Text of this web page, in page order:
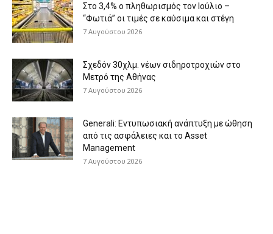
Στο 3,4% ο πληθωρισμός τον Ιούλιο –
“Φωτιά” οι τιμές σε καύσιμα και στέγη
7 Αυγούστου 2026
Σχεδόν 30χλμ. νέων σιδηροτροχιών στο
Μετρό της Αθήνας
7 Αυγούστου 2026
Generali: Eντυπωσιακή ανάπτυξη με ώθηση
από τις ασφάλειες και το Asset
Management
7 Αυγούστου 2026